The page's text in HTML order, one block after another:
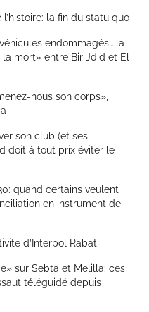
la fin du statu quo
endommagés… la
mort» entre Bir Jdid et El
nous son corps»,
son club (et ses
doit à tout prix éviter le
quand certains veulent
en instrument de
d’Interpol Rabat
sur Sebta et Melilla: ces
téléguidé depuis